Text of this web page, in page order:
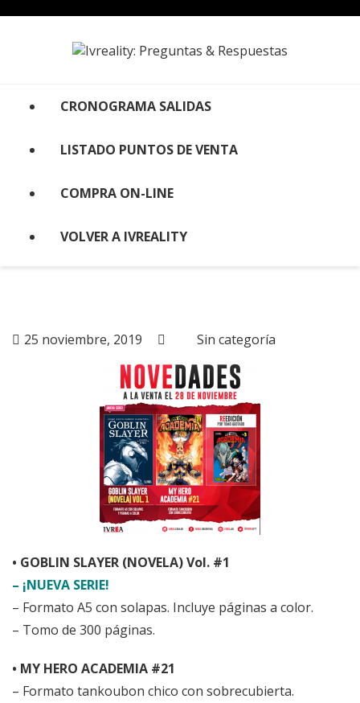
CRONOGRAMA SALIDAS
LISTADO PUNTOS DE VENTA
COMPRA ON-LINE
VOLVER A IVREALITY
25 noviembre, 2019 Sin categoría
• GOBLIN SLAYER (NOVELA) Vol. #1
– ¡NUEVA SERIE!
– Formato A5 con solapas. Incluye páginas a color.
– Tomo de 300 páginas.
• MY HERO ACADEMIA #21
– Formato tankoubon chico con sobrecubierta.